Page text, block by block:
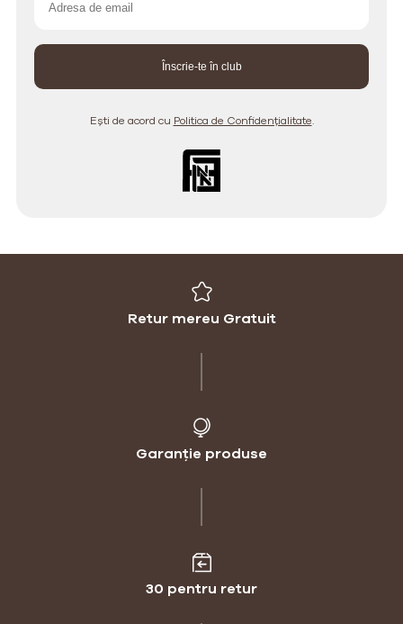
Ești de acord cu Politica de Confidențialitate.
Retur mereu Gratuit
Garanție produse
30 pentru retur